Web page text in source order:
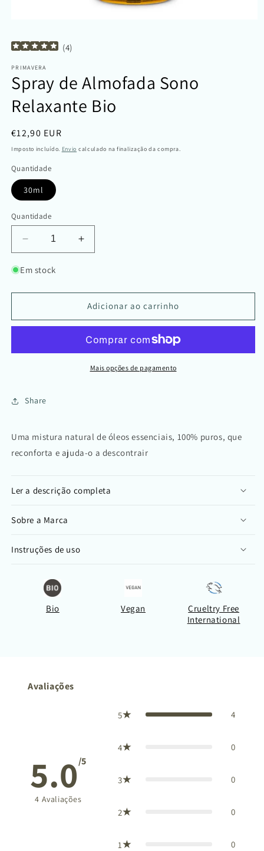
multimédia
1
modal
(4)
PRIMAVERA
Spray de Almofada Sono
Relaxante Bio
Preço
normal
€12,90 EUR
Imposto incluído. Envio calculado na finalização da compra.
Quantidade
30ml
Quantidade
Diminuir
a
quantidade
Spray
Almofada
Bio
Aumentar
a
Spray
de
Almofada
Relaxante
Bio
Em stock
Adicionar ao carrinho
Mais opções de pagamento
Share
Uma mistura natural de óleos essenciais, 100% puros, que
reconforta e ajuda-o a descontrair
Ler a descrição completa
Sobre a Marca
Instruções de uso
Bio Vegan
Crueltry Free
International
Avaliações
5.0/5
4 Avaliações
5 4
4 0
3 0
2 0
1 0